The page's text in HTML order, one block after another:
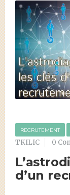
RECRUTEMENT
TKILIC
0
d’un